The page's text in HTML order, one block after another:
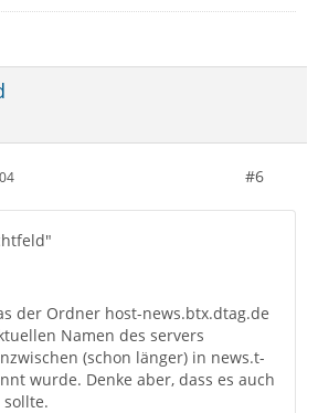
#6
der Ordner host-news.btx.dtag.de
Namen des servers
(schon länger) in news.t-
wurde. Denke aber, dass es auch